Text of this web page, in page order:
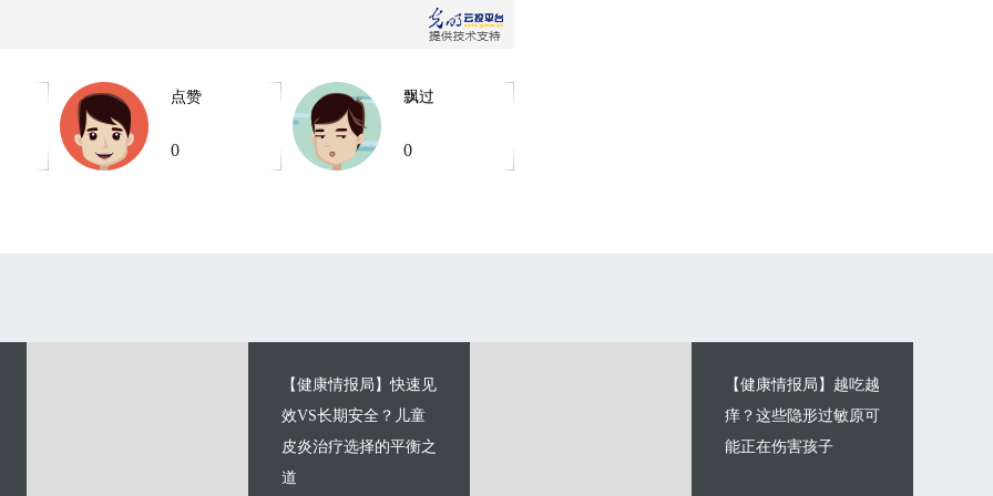
点赞
0
飘过
0
【健康情报局】快速见
效VS长期安全？儿童
皮炎治疗选择的平衡之
道
【健康情报局】越吃越
痒？这些隐形过敏原可
能正在伤害孩子